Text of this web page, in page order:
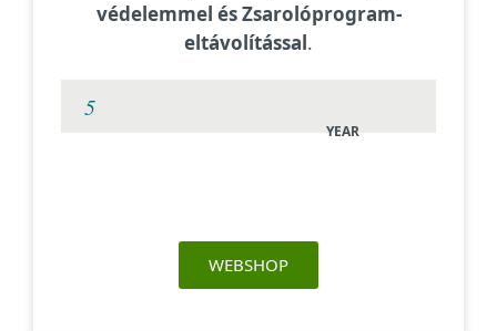
védelemmel és Zsarolóprogram-
eltávolítással.
YEAR
WEBSHOP